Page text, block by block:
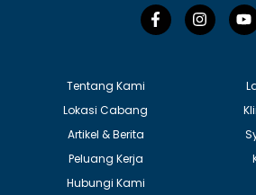
F
a
c
I
n
s
Y
o
u
b
e
Tentang Kami
Lokasi Cabang
Artikel & Berita
Peluang Kerja
Hubungi Kami